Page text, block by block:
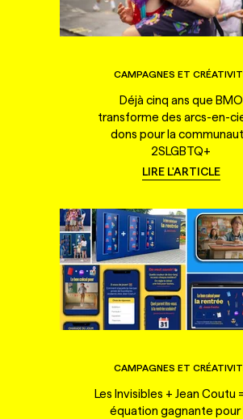
CAMPAGNES ET
Déjà cinq ans que BMO
transforme des arcs-en-
dons pour la
2SLGBTQ+
LIRE L'ARTICLE
CAMPAGNES ET
Les Invisibles + Jean Coutu
équation gagnante pour